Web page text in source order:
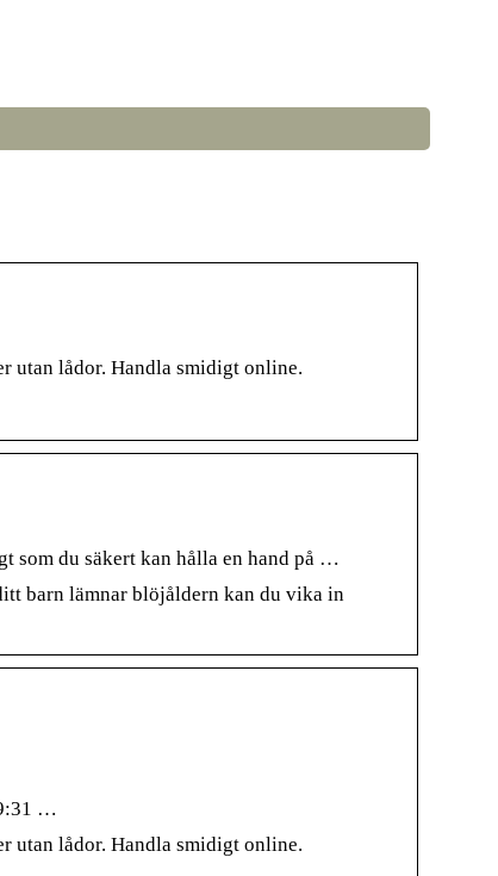
utan lådor. Handla smidigt online.
som du säkert kan hålla en hand på …
barn lämnar blöjåldern kan du vika in
…
utan lådor. Handla smidigt online.